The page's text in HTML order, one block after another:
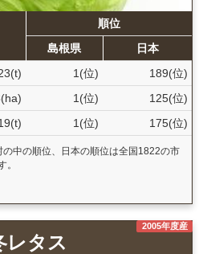
順位
島根県
日本
1(位)
189(位)
1(位)
125(位)
1(位) 175(位)
中の順位、日本の順位は全国1822の市
。
2005年度産
レタス